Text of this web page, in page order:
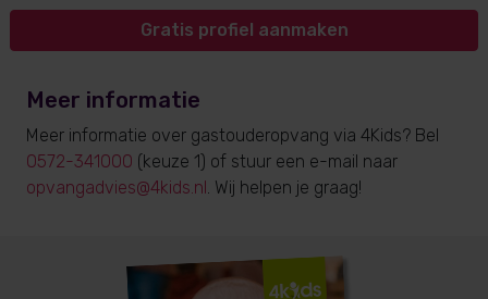
Gratis profiel aanmaken
Meer informatie
Meer informatie over gastouderopvang via 4Kids? Bel
0572-341000 (keuze 1) of stuur een e-mail naar
opvangadvies@4kids.nl. Wij helpen je graag!